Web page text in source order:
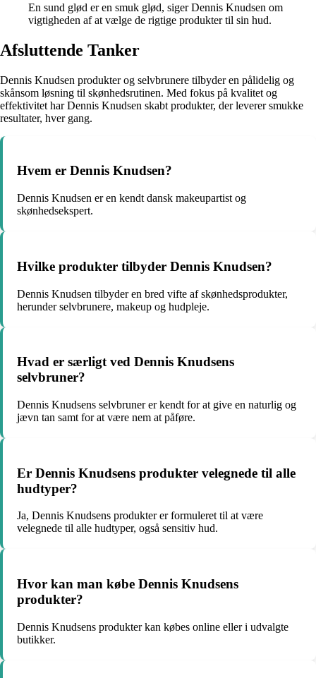
En sund glød er en smuk glød, siger Dennis Knudsen om
vigtigheden af at vælge de rigtige produkter til sin hud.
Afsluttende Tanker
Dennis Knudsen produkter og selvbrunere tilbyder en pålidelig og
skånsom løsning til skønhedsrutinen. Med fokus på kvalitet og
effektivitet har Dennis Knudsen skabt produkter, der leverer smukke
resultater, hver gang.
Hvem er Dennis Knudsen?
Dennis Knudsen er en kendt dansk makeupartist og
skønhedsekspert.
Hvilke produkter tilbyder Dennis Knudsen?
Dennis Knudsen tilbyder en bred vifte af skønhedsprodukter,
herunder selvbrunere, makeup og hudpleje.
Hvad er særligt ved Dennis Knudsens
selvbruner?
Dennis Knudsens selvbruner er kendt for at give en naturlig og
jævn tan samt for at være nem at påføre.
Er Dennis Knudsens produkter velegnede til alle
hudtyper?
Ja, Dennis Knudsens produkter er formuleret til at være
velegnede til alle hudtyper, også sensitiv hud.
Hvor kan man købe Dennis Knudsens
produkter?
Dennis Knudsens produkter kan købes online eller i udvalgte
butikker.